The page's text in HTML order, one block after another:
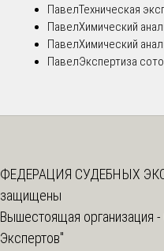
ПавелТехническая
ПавелХимический
ПавелХимический
ПавелЭкспертиза
ФЕДЕРАЦИЯ СУДЕБНЫХ
защищены
Вышестоящая организация -
Экспертов"